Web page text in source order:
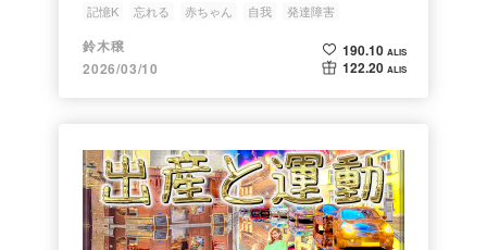
記憶K 忘れる 赤ちゃん 自我 発達障害
鈴木穣
2026/03/10
190.10 ALIS
122.20 ALIS